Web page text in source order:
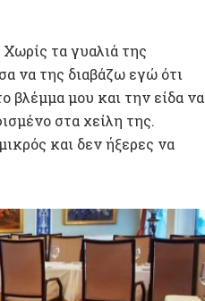
τα γυαλιά της
να της διαβάζω εγώ ότι
βλέμμα μου και την είδα να
στα χείλη της.
και δεν ήξερες να